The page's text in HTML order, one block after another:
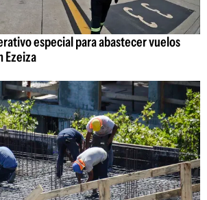
especial para abastecer vuelos
Ezeiza